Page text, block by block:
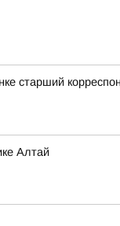
старший
Алтай